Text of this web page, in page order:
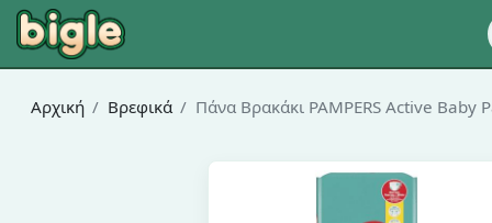
Αρχική Βρεφικά Πάνα Βρακάκι PAMPERS Active Baby